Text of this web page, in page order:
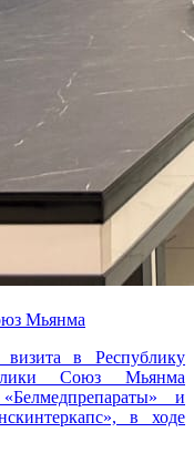
Мьянма
в Республику
Союз Мьянма
и
в ходе